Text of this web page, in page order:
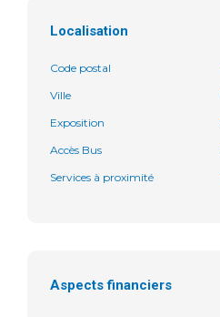
Localisation
Code postal
Ville
Exposition
Accès Bus
Services à proximité
Aspects financiers